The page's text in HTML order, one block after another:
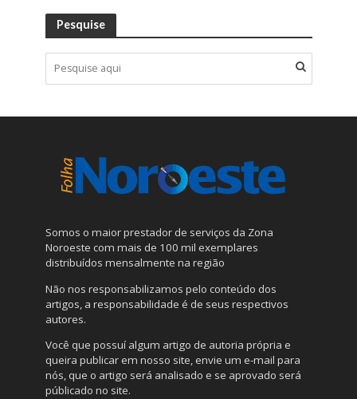
Pesquise
Somos o maior prestador de serviços da Zona
Noroeste com mais de 100 mil exemplares
distribuídos mensalmente na região
Não nos responsabilizamos pelo conteúdo dos
artigos, a responsabilidade é de seus respectivos
autores.
Você que possuí algum artigo de autoria própria e
queira publicar em nosso site, envie um e-mail para
nós, que o artigo será analisado e se aprovado será
públicado no site.